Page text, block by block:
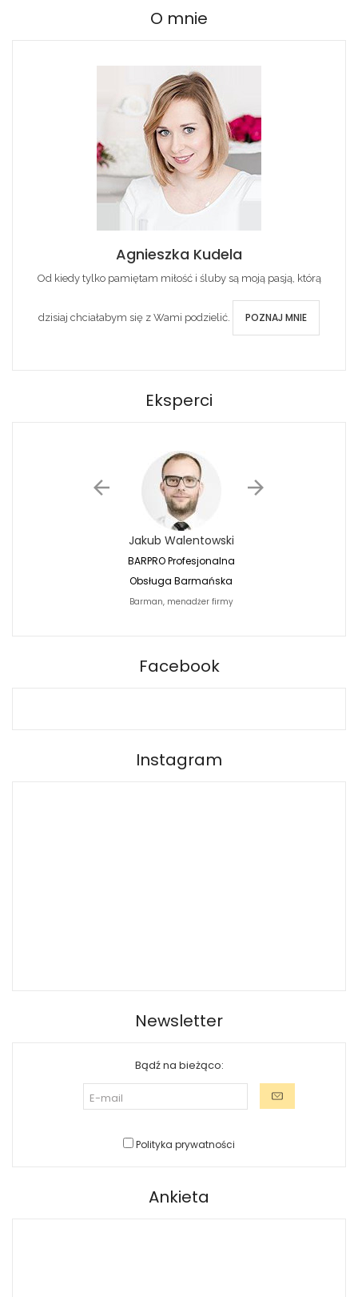
O mnie
Agnieszka Kudela
Od kiedy tylko pamiętam miłość i śluby są moją pasją, którą
dzisiaj chciałabym się z Wami podzielić. POZNAJ MNIE
Eksperci
Jakub Walentowski
BARPRO Profesjonalna
Obsługa Barmańska
Barman, menadżer firmy
Facebook
Instagram
Newsletter
Bądź na bieżąco:
Polityka prywatności
Ankieta